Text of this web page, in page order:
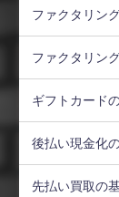
ファクタリン
ファクタリン
ギフトカード
後払い現金化
先払い買取の